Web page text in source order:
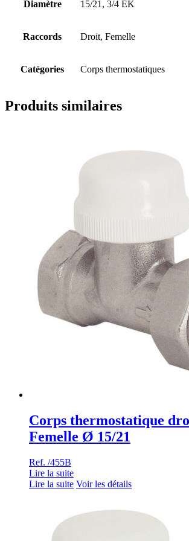
Diamètre 15/21, 3/4 EK
Raccords Droit, Femelle
Catégories Corps thermostatiques
Produits similaires
Corps thermostatique
Femelle Ø 15/21
Ref. /455B
Lire la suite
Lire la suite Voir les détails